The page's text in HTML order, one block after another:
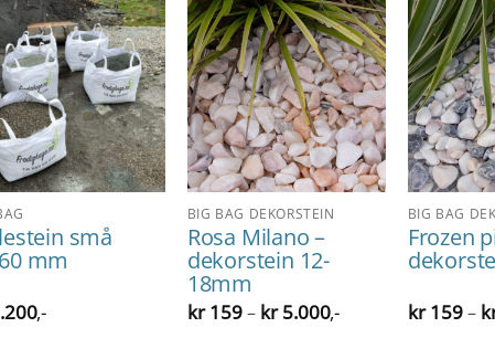
små
mm
,-
BIG BAG DEKORSTEIN
Rosa Milano –
dekorstein 12-
18mm
kr159– kr5.000Prisområde:
kr 159
,-
BIG BAG
Frozen
kr159–